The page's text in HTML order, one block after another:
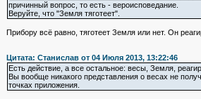
причинный вопрос, то есть - вероисповедание.
Веруйте, что "Земля тяготеет".
Прибору всё равно, тяготеет Земля или нет. Он
Цитата: Станислав от 04 Июля 2013, 13:22:46
Есть действие, а все остальное: весы, Земля,
Вы вообще никакого представления о весах не
точках приложения.